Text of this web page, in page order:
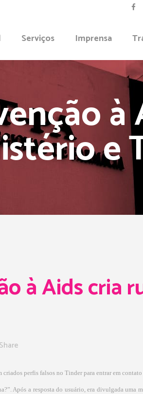
Serviços Imprensa
à
e
à Aids cria
Share
perfis falsos no Tinder para entrar em
Após a resposta do usuário, era divulgada uma